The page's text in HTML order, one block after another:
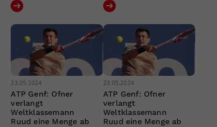
23.05.2024
ATP Genf: Ofner
verlangt
Weltklassemann
Ruud eine Menge ab
23.05.2024
ATP Genf: Ofner
verlangt
Weltklassemann
Ruud eine Menge ab